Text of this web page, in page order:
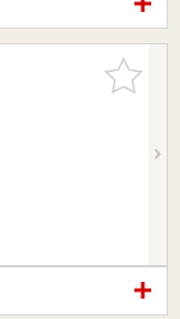
お気に入
りに追加